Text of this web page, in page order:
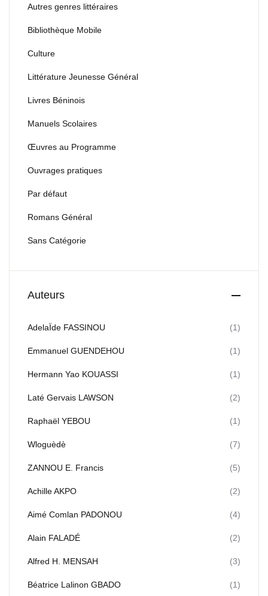
Autres genres littéraires
Bibliothèque Mobile
Culture
Littérature Jeunesse Général
Livres Béninois
Manuels Scolaires
Œuvres au Programme
Ouvrages pratiques
Par défaut
Romans Général
Sans Catégorie
Auteurs
AdelaÏde FASSINOU (1)
Emmanuel GUENDEHOU (1)
Hermann Yao KOUASSI (1)
Laté Gervais LAWSON (2)
Raphaël YEBOU (1)
Wloguèdè (7)
ZANNOU E. Francis (5)
Achille AKPO (2)
Aimé Comlan PADONOU (4)
Alain FALADÉ (2)
Alfred H. MENSAH (3)
Béatrice Lalinon GBADO (1)